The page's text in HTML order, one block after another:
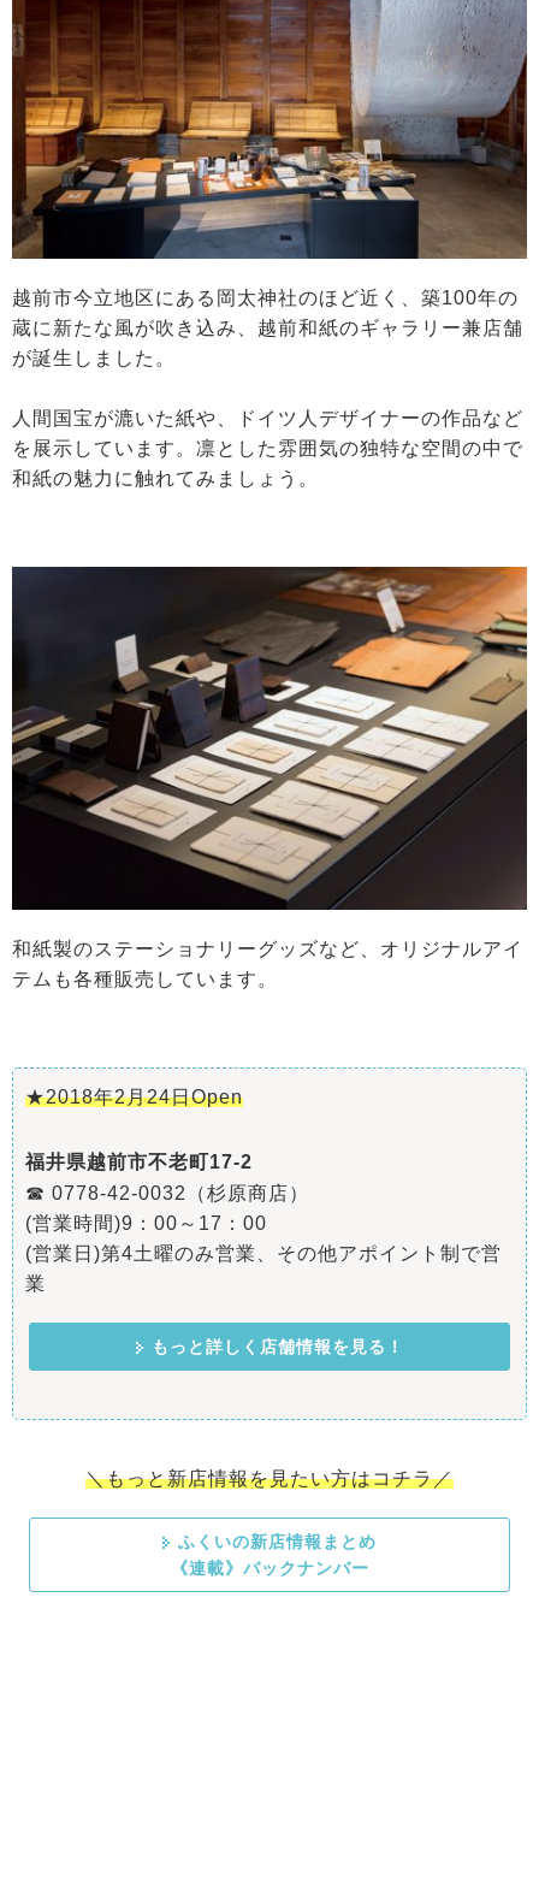
越前市今立地区にある岡太神社のほど近く、築100年の
蔵に新たな風が吹き込み、越前和紙のギャラリー兼店舗
が誕生しました。
人間国宝が漉いた紙や、ドイツ人デザイナーの作品など
を展示しています。凛とした雰囲気の独特な空間の中で
和紙の魅力に触れてみましょう。
和紙製のステーショナリーグッズなど、オリジナルアイ
テムも各種販売しています。
★2018年2月24日Open
福井県越前市不老町17-2
☎ 0778-42-0032（杉原商店）
(営業時間)9：00～17：00
(営業日)第4土曜のみ営業、その他アポイント制で営
業
もっと詳しく店舗情報を見る！
＼もっと新店情報を見たい方はコチラ／
ふくいの新店情報まとめ
《連載》バックナンバー